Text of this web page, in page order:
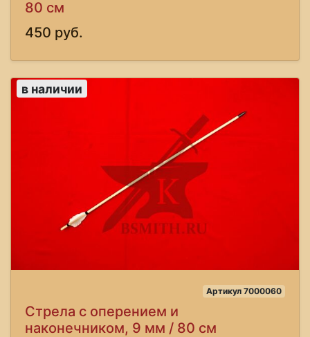
80 см
450 руб.
в наличии
Артикул 7000060
Стрела с оперением и
наконечником, 9 мм / 80 см